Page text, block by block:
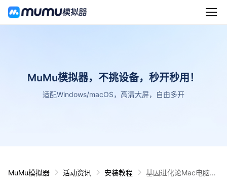
MuMu模拟器，不挑设备，秒开秒用！
适配Windows/macOS，高清大屏，自由多开
MuMu模拟器 活动资讯 安装教程
基因进化论Mac电脑版